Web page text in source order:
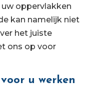
oppervlakken
kan namelijk niet
het juiste
ons op voor
u werken